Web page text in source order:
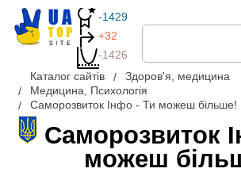
-1429
+32
-1426
Каталог сайтів
Здоров'я, медицина
Медицина, Психологія
Саморозвиток Інфо - Ти можеш більше!
Саморозвиток
можеш